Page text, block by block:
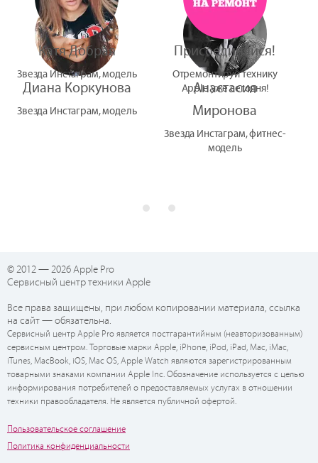
Диана Коркунова
Звезда Инстаграм, модель
Анастасия
Миронова
Звезда Инстаграм, фитнес-
модель
Катя Добрая
Звезда Инстаграм, модель
Присоединяйся!
Отремонтируй технику
Apple уже сегодня!
© 2012 — 2026 Apple Pro
Сервисный центр техники Apple
Все права защищены, при любом копировании материала, ссылка
на сайт — обязательна.
Сервисный центр Apple Pro является постгарантийным (неавторизованным)
сервисным центром. Торговые марки Apple, iPhone, iPod, iPad, Mac, iMac,
iTunes, MacBook, iOS, Mac OS, Apple Watch являются зарегистрированным
товарными знаками компании Apple Inc. Обозначение используется с целью
информирования потребителей о предоставляемых услугах в отношении
техники правообладателя. Не является публичной офертой.
Пользовательское соглашение
Политика конфиденциальности